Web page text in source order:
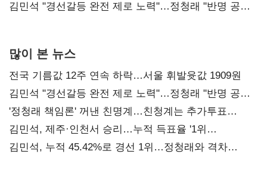
다툼 격화
김민석 "경선갈등 완전 제로 노력"…정청래 "반명 공세
많이 본 뉴스
전국 기름값 12주 연속 하락…서울 휘발윳값 1909원
김민석 "경선갈등 완전 제로 노력"…정청래 "반명 공세
사과부터"
'정청래 책임론' 꺼낸 친명계…친청계는 추가투표
때리기
김민석, 제주·인천서 승리…누적 득표율 '1위
탈환'(종합)
김민석, 누적 45.42%로 경선 1위…정청래와 격차